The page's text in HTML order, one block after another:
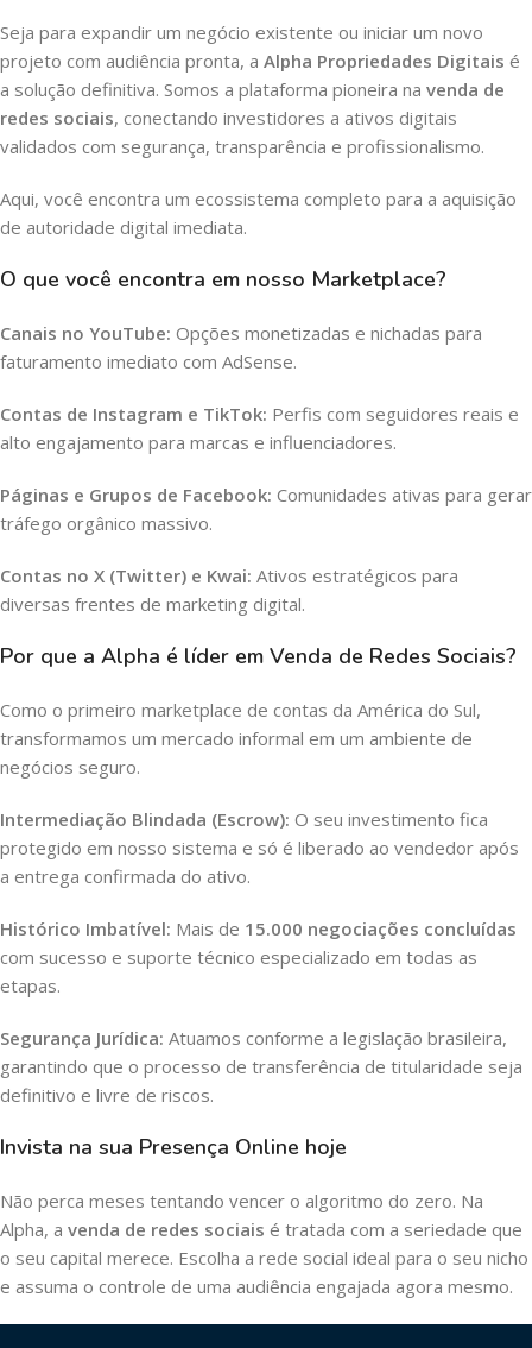
Seja para expandir um negócio existente ou iniciar um novo
projeto com audiência pronta, a Alpha Propriedades Digitais é
a solução definitiva. Somos a plataforma pioneira na venda de
redes sociais, conectando investidores a ativos digitais
validados com segurança, transparência e profissionalismo.
Aqui, você encontra um ecossistema completo para a aquisição
de autoridade digital imediata.
O que você encontra em nosso Marketplace?
Canais no YouTube: Opções monetizadas e nichadas para
faturamento imediato com AdSense.
Contas de Instagram e TikTok: Perfis com seguidores reais e
alto engajamento para marcas e influenciadores.
Páginas e Grupos de Facebook: Comunidades ativas para gerar
tráfego orgânico massivo.
Contas no X (Twitter) e Kwai: Ativos estratégicos para
diversas frentes de marketing digital.
Por que a Alpha é líder em Venda de Redes Sociais?
Como o primeiro marketplace de contas da América do Sul,
transformamos um mercado informal em um ambiente de
negócios seguro.
Intermediação Blindada (Escrow): O seu investimento fica
protegido em nosso sistema e só é liberado ao vendedor após
a entrega confirmada do ativo.
Histórico Imbatível: Mais de 15.000 negociações concluídas
com sucesso e suporte técnico especializado em todas as
etapas.
Segurança Jurídica: Atuamos conforme a legislação brasileira,
garantindo que o processo de transferência de titularidade seja
definitivo e livre de riscos.
Invista na sua Presença Online hoje
Não perca meses tentando vencer o algoritmo do zero. Na
Alpha, a venda de redes sociais é tratada com a seriedade que
o seu capital merece. Escolha a rede social ideal para o seu nicho
e assuma o controle de uma audiência engajada agora mesmo.